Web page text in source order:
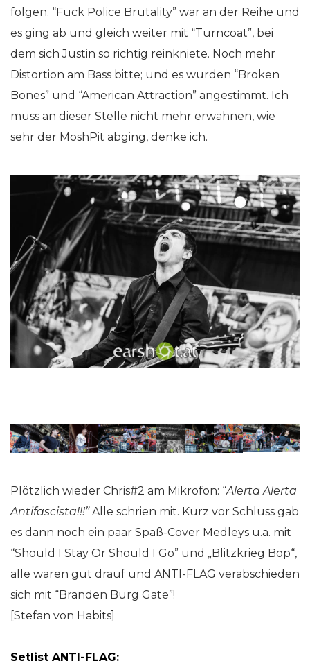
folgen. “Fuck Police Brutality” war an der Reihe und
es ging ab und gleich weiter mit “Turncoat”, bei
dem sich Justin so richtig reinkniete. Noch mehr
Distortion am Bass bitte; und es wurden “Broken
Bones” und “American Attraction” angestimmt. Ich
muss an dieser Stelle nicht mehr erwähnen, wie
sehr der MoshPit abging, denke ich.
Plötzlich wieder Chris#2 am Mikrofon: “Alerta Alerta
Antifascista!!!”Alle schrien mit. Kurz vor Schluss gab
es dann noch ein paar Spaß-Cover Medleys u.a. mit
“Should I Stay Or Should I Go” und „Blitzkrieg Bop“,
alle waren gut drauf und ANTI-FLAG verabschieden
sich mit “Branden Burg Gate”!
[Stefan von Habits]
Setlist ANTI-FLAG: